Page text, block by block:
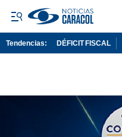
Tendencias: DÉFICIT FISCAL